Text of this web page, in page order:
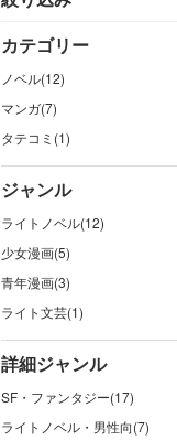
カテゴリー
ノベル(12)
マンガ(7)
タテコミ(1)
ジャンル
ライトノベル(12)
少女漫画(5)
青年漫画(3)
ライト文芸(1)
詳細ジャンル
SF・ファンタジー(17)
ライトノベル・男性向(7)